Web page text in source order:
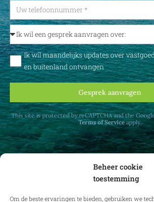
Beheer cookie
toestemming
Om de beste ervaringen te bieden, gebruiken we
Ik wil maandelijks updates over
en buitenland ontvangen
Gesprek aanvragen
This site is protected by reCAPTCHA and the
Terms of Serviceapply.
Ontvang maandelijks
vastgoedrecht in binnen- en